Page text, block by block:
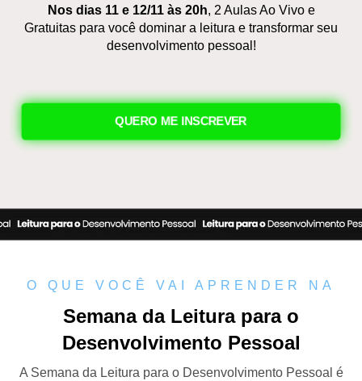
Nos dias 11 e 12/11 às 20h, 2 Aulas Ao Vivo e
Gratuitas para você dominar a leitura e transformar seu
desenvolvimento pessoal!
QUERO ME INSCREVER
O QUE VOCÊ VAI APRENDER NA
Semana da Leitura para o
Desenvolvimento Pessoal
A Semana da Leitura para o Desenvolvimento Pessoal é